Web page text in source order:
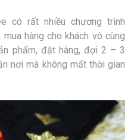
có rất nhiều chương trình
hàng cho khách vô cùng
phẩm, đặt hàng, đợi 2 – 3
nơi mà không mất thời gian